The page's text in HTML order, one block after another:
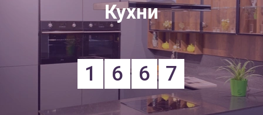
Кухни
1 6 6 7